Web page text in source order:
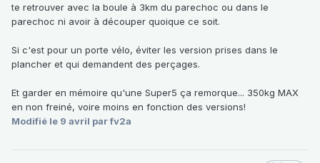
te retrouver avec la boule à 3km du parechoc ou dans le
parechoc ni avoir à découper quoique ce soit.
Si c'est pour un porte vélo, éviter les version prises dans le
plancher et qui demandent des perçages.
Et garder en mémoire qu'une Super5 ça remorque... 350kg MAX
en non freiné, voire moins en fonction des versions!
Modifié le 9 avril par fv2a